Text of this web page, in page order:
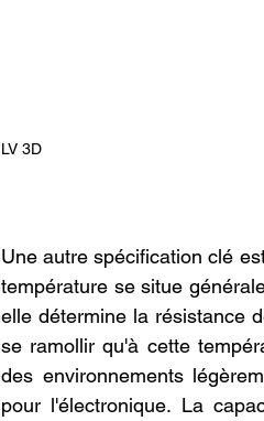
LV 3D
Une autre spécification clé
température se situe
elle détermine la résistance
se ramollir qu'à cette
des environnements
pour l'électronique. La